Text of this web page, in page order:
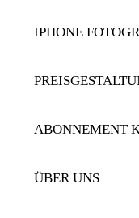
IPHONE
ABONNEMENT
ÜBER UNS